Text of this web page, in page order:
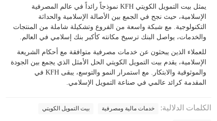
يمثل بيت التمويل الكويتي KFH نموذجاً رائداً في عالم المصرفية
الإسلامية، حيث نجح في الجمع بين الأصالة الإسلامية والحداثة
التكنولوجية. مع شبكة واسعة من الفروع وتشكيلة شاملة من المنتجات
والخدمات، يواصل البنك ترسيخ مكانته كأكبر بنك إسلامي في العالم.
للعملاء الذين يبحثون عن خدمات مصرفية متوافقة مع أحكام الشريعة
الإسلامية، يقدم بيت التمويل الكويتي الحل الأمثل الذي يجمع بين الجودة
والموثوقية والابتكار. مع استمرار النمو والتوسع، يبقى KFH في
المقدمة كرائد عالمي في صناعة التمويل الإسلامي.
الكلمات الدلالية: خدمات مالية ومصرفية بيت التمويل الكويتي